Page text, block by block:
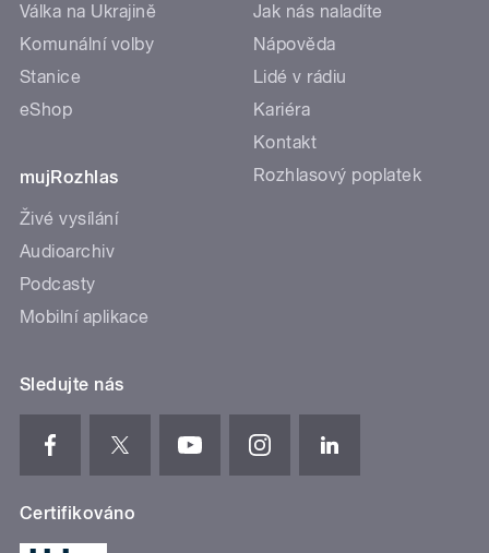
Válka na Ukrajině
Komunální volby
Stanice
eShop
mujRozhlas
Živé vysílání
Audioarchiv
Podcasty
Mobilní aplikace
Jak nás naladíte
Nápověda
Lidé v rádiu
Kariéra
Kontakt
Rozhlasový poplatek
Sledujte nás
Certifikováno